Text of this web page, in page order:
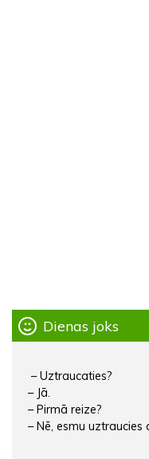
Dienas joks
– Uztraucaties?
– Jā.
– Pirmā reize?
– Nē, esmu uztraucies